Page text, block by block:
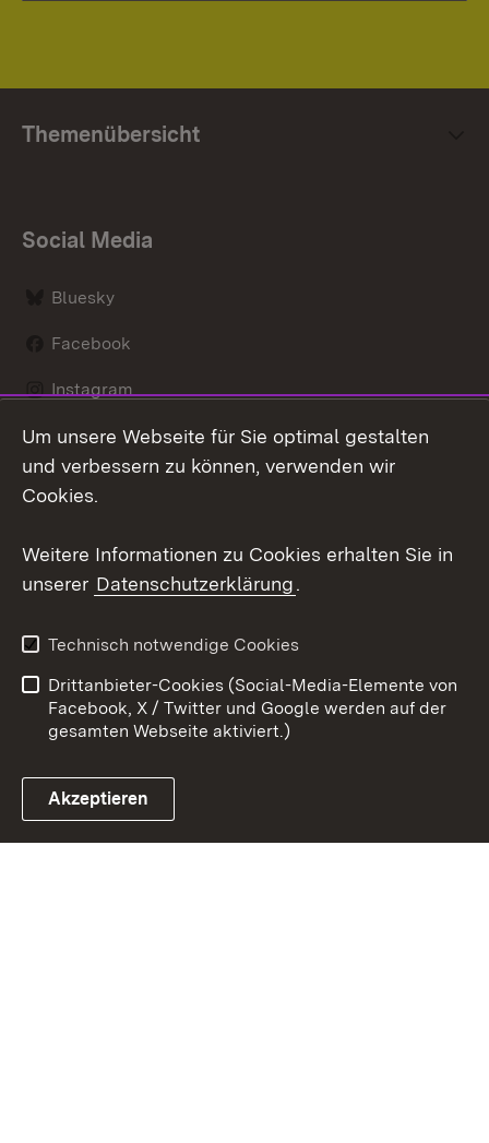
Themenübersicht
Social Media
Bluesky
Facebook
Instagram
LinkedIn
Link zum Landesportal
Datenschutz
Barrierefreiheit
Impressum
Cookies
Um unsere Webseite für Sie optimal gestalten
und verbessern zu können, verwenden wir
Cookies.
Weitere Informationen zu Cookies erhalten Sie in
unserer Datenschutzerklärung.
Technisch notwendige Cookies
Drittanbieter-Cookies (Social-Media-Elemente von
Facebook, X / Twitter und Google werden auf der
gesamten Webseite aktiviert.)
Akzeptieren